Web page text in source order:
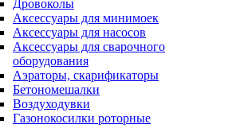
Дровоколы
Аксессуары для минимоек
Аксессуары для насосов
Аксессуары для сварочного
оборудования
Аэраторы, скарификаторы
Бетономешалки
Воздуходувки
Газонокосилки роторные